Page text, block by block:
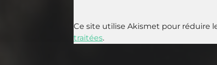
Ce site utilise Akismet pour réduire
traitées.